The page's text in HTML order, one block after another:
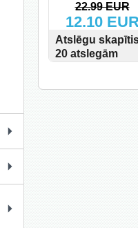
52.03 EUR
21.78 EUR
Atslēgu skapītis
140 atslegām